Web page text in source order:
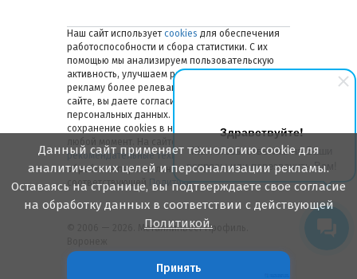
Здравствуйте!
Мы готовы ответить на Ваши
вопросы или перезвонить Вам!
Наш сайт использует cookies для обеспечения
работоспособности и сбора статистики. С их
помощью мы анализируем пользовательскую
активность, улучшаем работу сайта и делаем
рекламу более релевантной. Оставаясь на
сайте, вы даете согласие на обработку ваших
персональных данных. Вы можете отключить
сохранение cookies в настройках браузера в
любой момент. На сайте также применяются
рекомендательные технологии. Подробнее об
обработке персональных данных — в
соответствующей
Политике.
© 2006 — 2026. Металлинвест Профиль.
Данный сайт применяет технологию cookie для
аналитических целей и персонализации рекламы.
Оставаясь на странице, вы подтверждаете свое согласие
на обработку данных в соответствии с действующей
Политикой.
Принять